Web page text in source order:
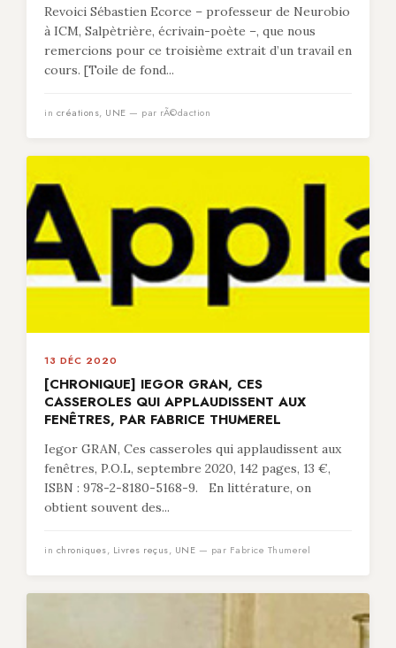
Revoici Sébastien Ecorce – professeur de Neurobio
à ICM, Salpètrière, écrivain-poète –, que nous
remercions pour ce troisième extrait d’un travail en
cours. [Toile de fond...
in créations, UNE — par rÃ©daction
13 DÉC 2020
[CHRONIQUE] IEGOR GRAN, CES
CASSEROLES QUI APPLAUDISSENT AUX
FENÊTRES, PAR FABRICE THUMEREL
Iegor GRAN, Ces casseroles qui applaudissent aux
fenêtres, P.O.L, septembre 2020, 142 pages, 13 €,
ISBN : 978-2-8180-5168-9. En littérature, on
obtient souvent des...
in chroniques, Livres reçus, UNE — par Fabrice Thumerel